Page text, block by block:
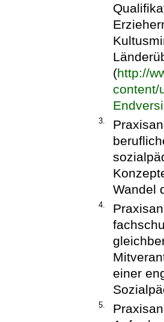
(http://
content/
3.
Wandel
4.
einer
5.